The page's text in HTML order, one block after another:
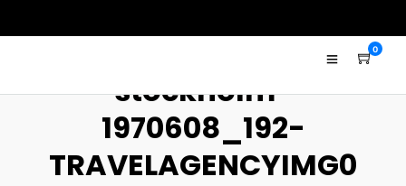
0
stockholm-
1970608_192-
TRAVELAGENCYIMG0